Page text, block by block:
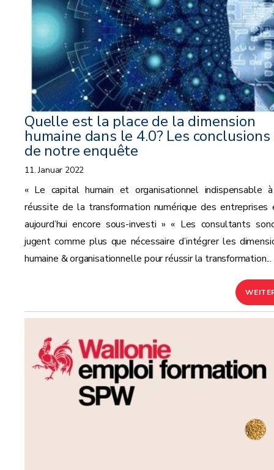
Quelle est la place de la dimension
humaine dans le 4.0? Les conclusions
de notre enquête
11. Januar 2022
« Le capital humain et organisationnel indispensable
réussite de la transformation numérique des entreprises
aujourd’hui encore sous-investi » « Les consultants
jugent comme plus que nécessaire d’intégrer les
humaine & organisationnelle pour réussir la transformation...